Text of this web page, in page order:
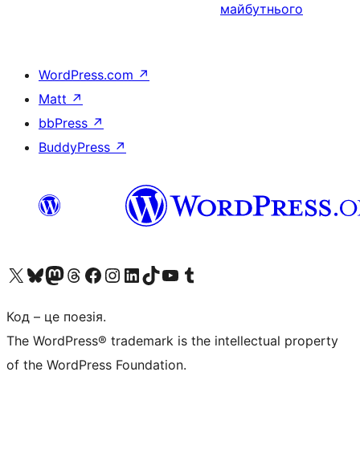
майбутнього
WordPress.com ↗
Matt ↗
bbPress ↗
BuddyPress ↗
Visit our X (formerly Twitter) account
Visit our Bluesky account
Завітайте до нашої стрічки в Mastodon
Visit our Threads account
Завітайте на нашу сторінку в Facebook
Visit our Instagram account
Visit our LinkedIn account
Visit our TikTok account
Visit our YouTube channel
Visit our Tumblr account
Код – це поезія.
The WordPress® trademark is the intellectual property
of the WordPress Foundation.